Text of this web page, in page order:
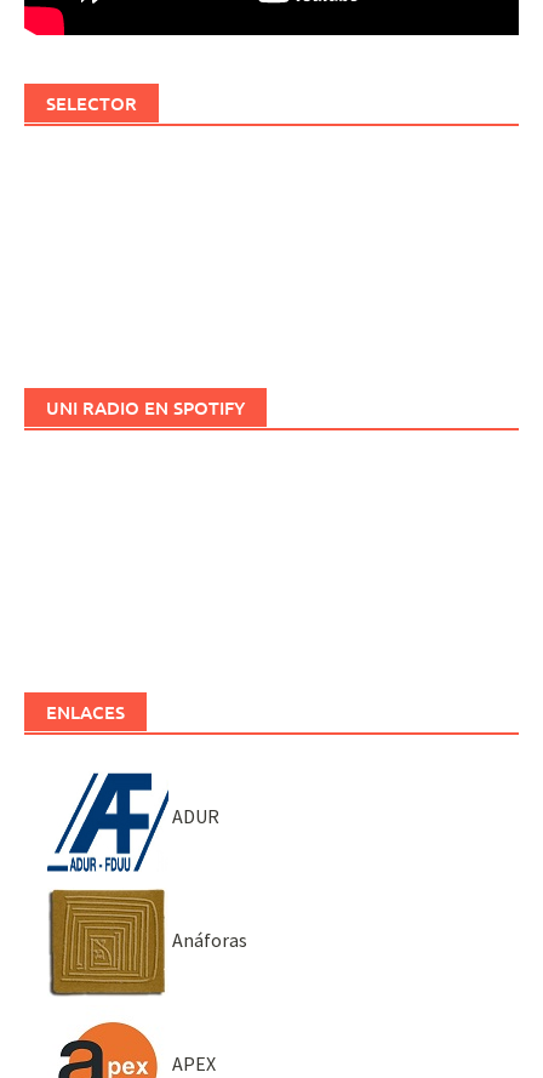
SELECTOR
UNI RADIO EN SPOTIFY
ENLACES
ADUR
Anáforas
APEX